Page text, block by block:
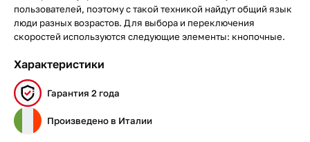
пользователей, поэтому с такой техникой найдут общий язык
люди разных возрастов. Для выбора и переключения
скоростей используются следующие элементы: кнопочные.
Характеристики
Гарантия 2 года
Произведено в Италии